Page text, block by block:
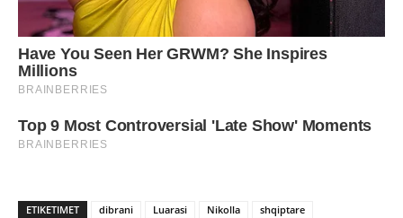
ETIKETIMET dibrani Luarasi Nikolla shqiptare